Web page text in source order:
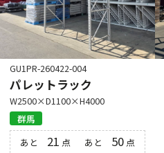
GU1PR-260422-004
パレットラック
W2500×D1100×H4000
群馬
あと 21 点 あと 50 点